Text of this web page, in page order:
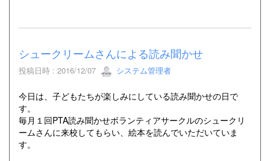
シュークリームさんによる読み聞かせ
投稿日時 : 2016/12/07 システム管理者
今日は、子どもたちが楽しみにしている読み聞かせの日で
す。
毎月１回PTA読み聞かせボランティアサークルのシュークリ
ームさんに来校してもらい、絵本を読んでいただいていま
す。